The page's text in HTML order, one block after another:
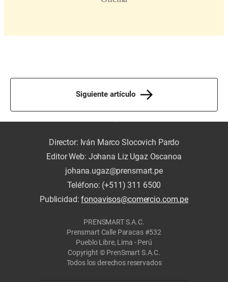
Siguiente artículo
Director: Iván Marco Slocovich Pardo
Editor Web: Johana Liz Ugaz Oscanoa
johana.ugaz@prensmart.pe
Teléfono: (+511) 311 6500
Publicidad:fonoavisos@comercio.com.pe
PRENSMART S.A.C.
Prensmart Calle Paracas #532
Pueblo Libre, Lima - Perú
Copyright © PrenSmart S.A.C.
Todos los derechos reservados